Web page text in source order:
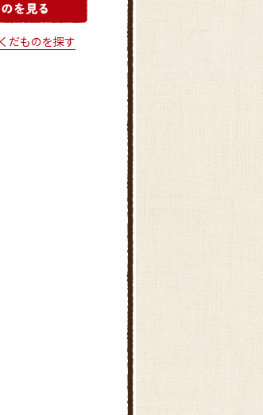
だものを探す